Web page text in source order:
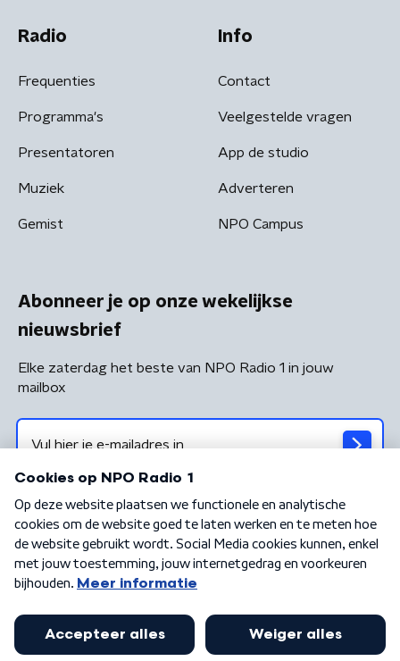
Radio
Frequenties
Programma's
Presentatoren
Muziek
Gemist
Info
Contact
Veelgestelde vragen
App de studio
Adverteren
NPO Campus
Abonneer je op onze wekelijkse
nieuwsbrief
Elke zaterdag het beste van NPO Radio 1 in jouw
mailbox
Algemene voorwaarden